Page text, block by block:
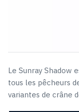
Le Sunray Shadow
tous les pêcheurs
variantes de crâne